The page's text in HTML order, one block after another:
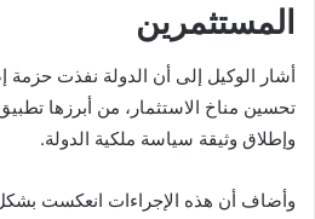
المستثمرين
أشار الوكيل إلى أن الدولة نفذت
تحسين مناخ الاستثمار، من أبرزها
وإطلاق وثيقة سياسة ملكية الدولة.
وأضاف أن هذه الإجراءات انعكست